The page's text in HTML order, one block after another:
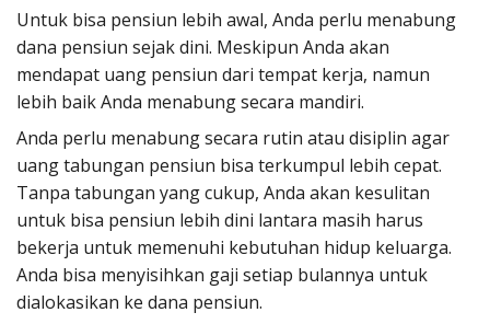
Untuk bisa pensiun lebih awal, Anda perlu menabung
dana pensiun sejak dini. Meskipun Anda akan
mendapat uang pensiun dari tempat kerja, namun
lebih baik Anda menabung secara mandiri.
Anda perlu menabung secara rutin atau disiplin agar
uang tabungan pensiun bisa terkumpul lebih cepat.
Tanpa tabungan yang cukup, Anda akan kesulitan
untuk bisa pensiun lebih dini lantara masih harus
bekerja untuk memenuhi kebutuhan hidup keluarga.
Anda bisa menyisihkan gaji setiap bulannya untuk
dialokasikan ke dana pensiun.